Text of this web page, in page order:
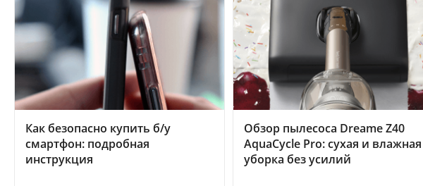
Как безопасно купить б/у
смартфон: подробная
инструкция
Обзор пылесоса Dreame Z40
AquaCycle Pro: сухая и влажная
уборка без усилий